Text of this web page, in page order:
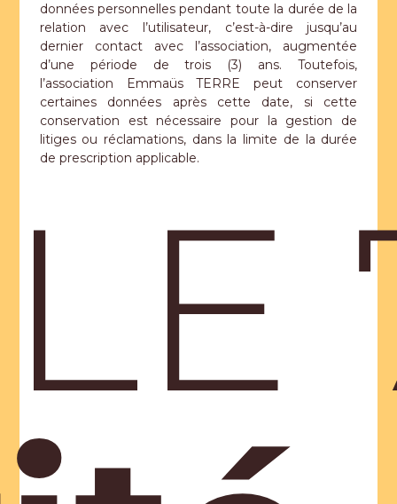
données personnelles pendant toute la durée de la
relation avec l’utilisateur, c’est-à-dire jusqu’au
dernier contact avec l’association, augmentée
d’une période de trois (3) ans. Toutefois,
l’association Emmaüs TERRE peut conserver
certaines données après cette date, si cette
conservation est nécessaire pour la gestion de
litiges ou réclamations, dans la limite de la durée
de prescription applicable.